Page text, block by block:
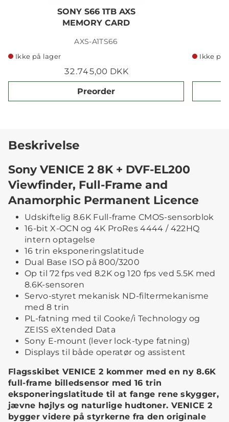
SONY S66 1TB AXS
MEMORY CARD
AXS-A1TS66
Ikke på lager
32.745,00 DKK
Preorder
Ikke på
Beskrivelse
Sony VENICE 2 8K + DVF-EL200
Viewfinder, Full-Frame and
Anamorphic Permanent Licence
Udskiftelig 8.6K Full-frame CMOS-sensorblok
16-bit X-OCN og 4K ProRes 4444 / 422HQ
intern optagelse
16 trin eksponeringslatitude
Dual Base ISO på 800/3200
Op til 72 fps ved 8.2K og 120 fps ved 5.5K med
8.6K-sensoren
Servo-styret mekanisk ND-filtermekanisme
med 8 trin
PL-fatning med til Cooke/i Technology og
ZEISS eXtended Data
Sony E-mount (lever lock-type fatning)
Displays til både operatør og assistent
Flagsskibet VENICE 2 kommer med en ny 8.6K
full-frame billedsensor med 16 trin
eksponeringslatitude til at fange rene skygger,
jævne højlys og naturlige hudtoner. VENICE 2
bygger videre på styrkerne fra den originale